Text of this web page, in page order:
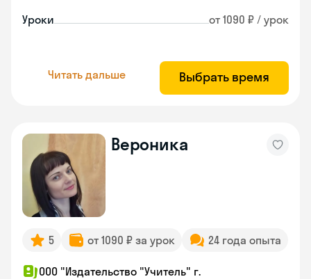
Уроки от 1090 ₽ / урок
Читать дальше Выбрать время
Вероника
5 от 1090 ₽ за урок 24 года опыта
ООО "Издательство "Учитель" г.